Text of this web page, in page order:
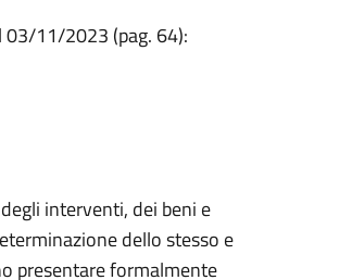
03/11/2023 (pag. 64):
interventi, dei beni e
dello stesso e
presentare formalmente